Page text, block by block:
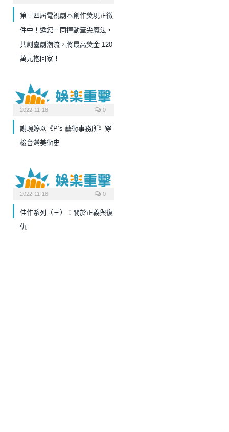
第十四屆電視劇本創作獎現正徵
件中！邀您一同揮動筆尖魔法，
共創臺劇潮流，將最高獎金 120
萬元抱回家！
2022-11-18 0
謝琬婷以《P’s 藝術事務所》穿
梭台灣美術史
2022-11-18 0
佳作系列（三）：關於正義與復
仇